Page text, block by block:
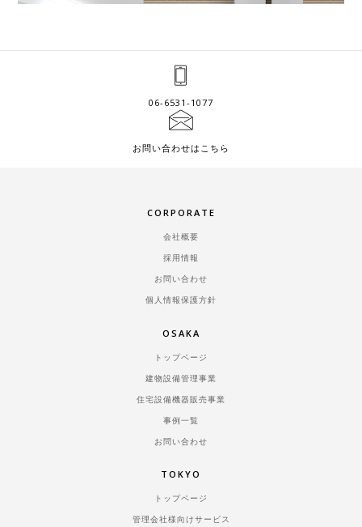
06-6531-1077
お問い合わせはこちら
CORPORATE
会社概要
採用情報
お問い合わせ
個人情報保護方針
OSAKA
トップページ
建物設備管理事業
住宅設備機器販売事業
事例一覧
お問い合わせ
TOKYO
トップページ
管理会社様向けサービス